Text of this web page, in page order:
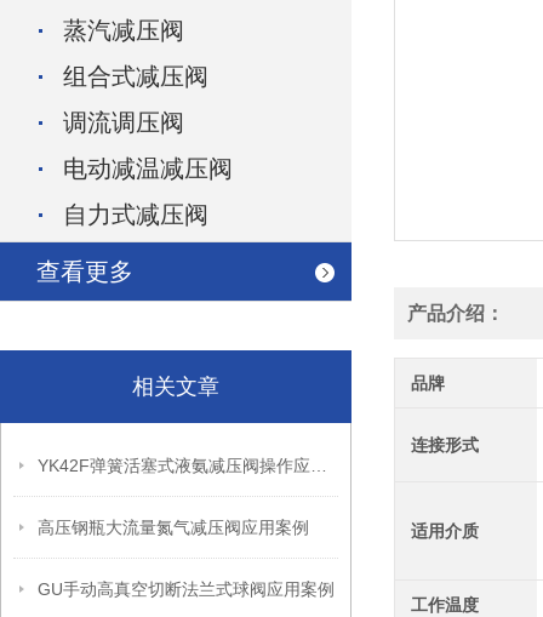
蒸汽减压阀
组合式减压阀
调流调压阀
电动减温减压阀
自力式减压阀
查看更多
相关文章
高压钢瓶大流量氮气减压阀应用案例
GU手动高真空切断法兰式球阀应用案例
产品介绍：
品牌
连接形式
适用介质
工作温度